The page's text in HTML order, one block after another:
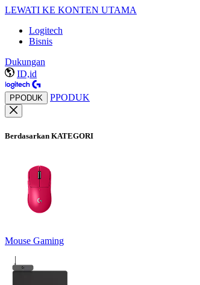
LEWATI KE KONTEN UTAMA
Logitech
Bisnis
Dukungan
ID,id
PPODUK PPODUK
Berdasarkan KATEGORI
Mouse Gaming